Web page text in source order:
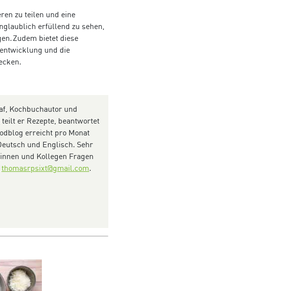
zu teilen und eine
erfüllend zu sehen,
Zudem bietet diese
und die
Kochbuchautor und
teilt er Rezepte, beantwortet
erreicht pro Monat
und Englisch. Sehr
und Kollegen Fragen
thomasrpsixt@gmail.com.